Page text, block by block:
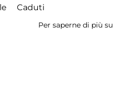
Caduti
Per saperne di più su